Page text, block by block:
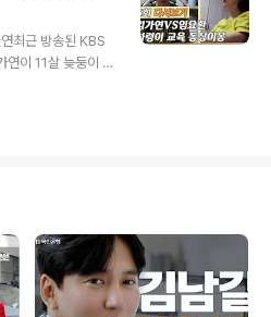
알 수 있습니다. 외
모 논란에 대해 충
는 '이런 이야기가
구하고 긍정적인
. 그는 '이 여론이 바
최근 방송된 KBS
이 11살 늦둥이 딸
결혼한 후 19살
밝혔습니다. 이로
고 덧붙였습니다.
연의 선택은 많은 부
'그게 정신 건강에
을 위임한 이유를